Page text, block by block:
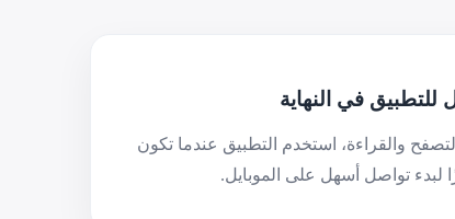
للتطبيق في النهاية
والقراءة، استخدم التطبيق عندما تكون
لبدء تواصل أسهل على الموبايل.